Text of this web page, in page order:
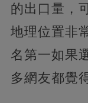
的出口量，
地理位置非
名第一如果
多網友都覺